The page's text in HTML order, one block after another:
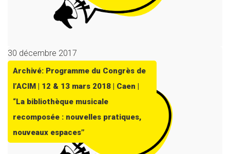
30 décembre 2017
Archivé: Programme du Congrès de
l’ACIM | 12 & 13 mars 2018 | Caen |
“La bibliothèque musicale
recomposée : nouvelles pratiques,
nouveaux espaces”